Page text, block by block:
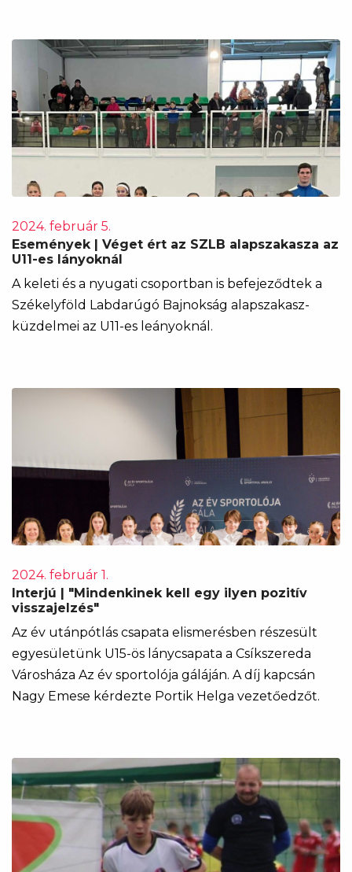
2024. február 5.
Események | Véget ért az SZLB alapszakasza az
U11-es lányoknál
A keleti és a nyugati csoportban is befejeződtek a
Székelyföld Labdarúgó Bajnokság alapszakasz-
küzdelmei az U11-es leányoknál.
2024. február 1.
Interjú | "Mindenkinek kell egy ilyen pozitív
visszajelzés"
Az év utánpótlás csapata elismerésben részesült
egyesületünk U15-ös lánycsapata a Csíkszereda
Városháza Az év sportolója gáláján. A díj kapcsán
Nagy Emese kérdezte Portik Helga vezetőedzőt.